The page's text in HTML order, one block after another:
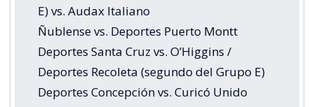
E) vs. Audax Italiano
Ñublense vs. Deportes Puerto Montt
Deportes Santa Cruz vs. O’Higgins /
Deportes Recoleta (segundo del Grupo E)
Deportes Concepción vs. Curicó Unido